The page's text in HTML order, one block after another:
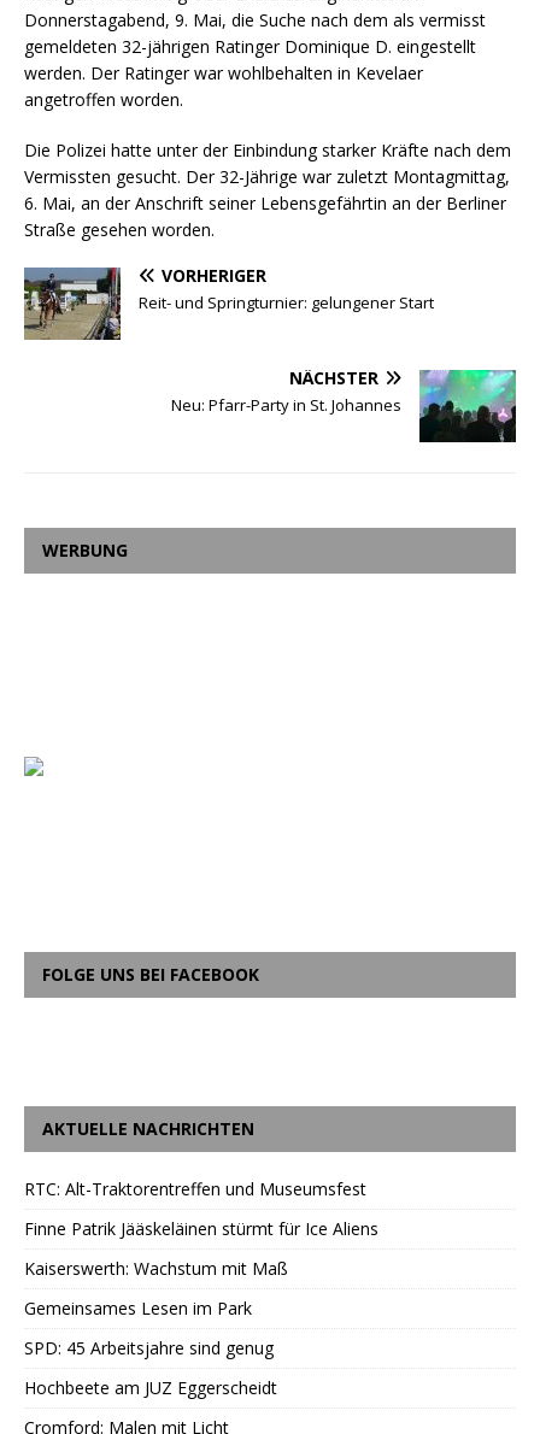
Donnerstagabend, 9. Mai, die Suche nach dem als vermisst
gemeldeten 32-jährigen Ratinger Dominique D. eingestellt
werden. Der Ratinger war wohlbehalten in Kevelaer
angetroffen worden.
Die Polizei hatte unter der Einbindung starker Kräfte nach dem
Vermissten gesucht. Der 32-Jährige war zuletzt Montagmittag,
6. Mai, an der Anschrift seiner Lebensgefährtin an der Berliner
Straße gesehen worden.
VORHERIGER
Reit- und Springturnier: gelungener Start
NÄCHSTER
Neu: Pfarr-Party in St. Johannes
WERBUNG
FOLGE UNS BEI FACEBOOK
AKTUELLE NACHRICHTEN
RTC: Alt-Traktorentreffen und Museumsfest
Finne Patrik Jääskeläinen stürmt für Ice Aliens
Kaiserswerth: Wachstum mit Maß
Gemeinsames Lesen im Park
SPD: 45 Arbeitsjahre sind genug
Hochbeete am JUZ Eggerscheidt
Cromford: Malen mit Licht